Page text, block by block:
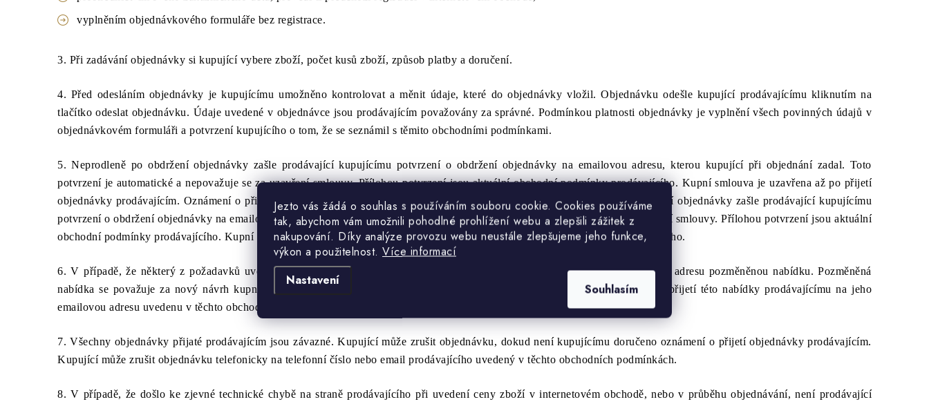
Jezto vás žádá o souhlas s používáním souboru cookie. Cookies používáme
tak, abychom vám umožnili pohodlné prohlížení webu a zlepšili zážitek z
nakupování. Díky analýze provozu webu neustále zlepšujeme jeho funkce,
výkon a použitelnost. Více informací
Nastavení
Souhlasím
vyplněním objednávkového formuláře bez registrace.
3. Při zadávání objednávky si kupující vybere zboží, počet kusů zboží, způsob platby a doručení.
4. Před odesláním objednávky je kupujícímu umožněno kontrolovat a měnit údaje, které do objednávky vložil. Objednávku odešle kupující prodávajícímu kliknutím na
tlačítko odeslat objednávku. Údaje uvedené v objednávce jsou prodávajícím považovány za správné. Podmínkou platnosti objednávky je vyplnění všech povinných údajů v
objednávkovém formuláři a potvrzení kupujícího o tom, že se seznámil s těmito obchodními podmínkami.
5. Neprodleně po obdržení objednávky zašle prodávající kupujícímu potvrzení o obdržení objednávky na emailovou adresu, kterou kupující při objednání zadal. Toto
potvrzení je automatické a nepovažuje se za uzavření smlouvy. Přílohou potvrzení jsou aktuální obchodní podmínky prodávajícího. Kupní smlouva je uzavřena až po přijetí
objednávky prodávajícím. Oznámení o přijetí objednávky je doručeno na emailovou adresu kupujícího. / Neprodleně po obdržení objednávky zašle prodávající kupujícímu
potvrzení o obdržení objednávky na emailovou adresu, kterou kupující při objednání zadal. Toto potvrzení se považuje za uzavření smlouvy. Přílohou potvrzení jsou aktuální
obchodní podmínky prodávajícího. Kupní smlouva je uzavřena potvrzením objednávky prodávajícím na emailovou adresu kupujícího.
6. V případě, že některý z požadavků uvedených v objednávce nemůže prodávající splnit, zašle kupujícímu na jeho emailovou adresu pozměněnou nabídku. Pozměněná
nabídka se považuje za nový návrh kupní smlouvy a kupní smlouva je v takovém případě uzavřena potvrzením kupujícího o přijetí této nabídky prodávajícímu na jeho
emailovou adresu uvedenu v těchto obchodních podmínkách.
7. Všechny objednávky přijaté prodávajícím jsou závazné. Kupující může zrušit objednávku, dokud není kupujícímu doručeno oznámení o přijetí objednávky prodávajícím.
Kupující může zrušit objednávku telefonicky na telefonní číslo nebo email prodávajícího uvedený v těchto obchodních podmínkách.
8. V případě, že došlo ke zjevné technické chybě na straně prodávajícího při uvedení ceny zboží v internetovém obchodě, nebo v průběhu objednávání, není prodávající